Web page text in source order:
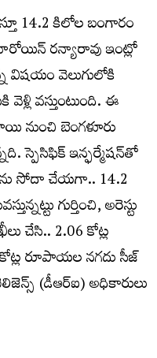
14.2 కిలోల బంగారం
ర‌న్యారావు ఇంట్లో
వెలుగులోకి
వ‌స్తుంటుంది. ఈ
నుంచి బెంగ‌ళూరు
స్పెసిఫిక్ ఇన్ఫ‌ర్మేష‌న్‌తో
సోదా చేయ‌గా.. 14.2
గుర్తించి, అరెస్టు
చేసి.. 2.06 కోట్ల
రూపాయ‌ల న‌గ‌దు సీజ్
(డీఆర్ఐ) అధికారులు